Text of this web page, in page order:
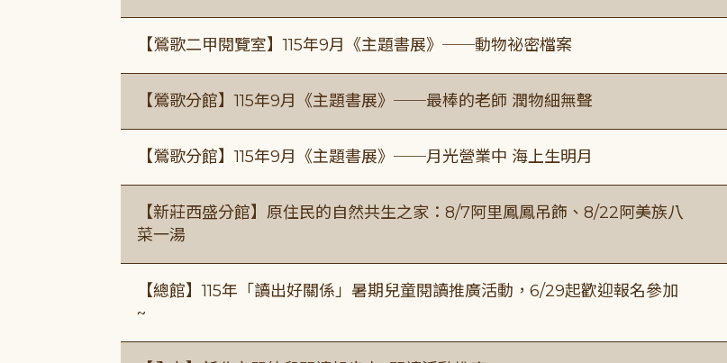
【鶯歌二甲閱覽室】115年9月《主題書展》──動物祕密檔案
【鶯歌分館】115年9月《主題書展》──最棒的老師 潤物細無聲
【鶯歌分館】115年9月《主題書展》──月光營業中 海上生明月
【新莊西盛分館】原住民的自然共生之家：8/7阿里鳳鳳吊飾、8/22阿美族八
菜一湯
【總館】115年「讀出好關係」暑期兒童閱讀推廣活動，6/29起歡迎報名參加
~